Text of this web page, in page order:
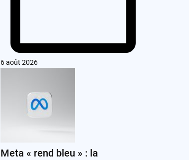
6 août 2026
Meta « rend bleu » : la